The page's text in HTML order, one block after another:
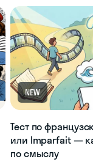
NEW
Тест по
или Imparfait —
по смыслу